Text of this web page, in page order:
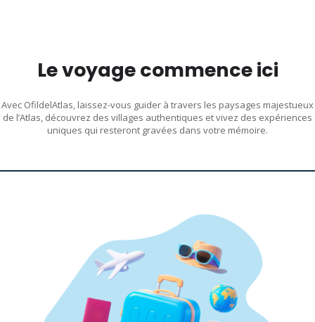
Le voyage commence ici
Avec OfildelAtlas, laissez-vous guider à travers les paysages majestueux
de l’Atlas, découvrez des villages authentiques et vivez des expériences
uniques qui resteront gravées dans votre mémoire.